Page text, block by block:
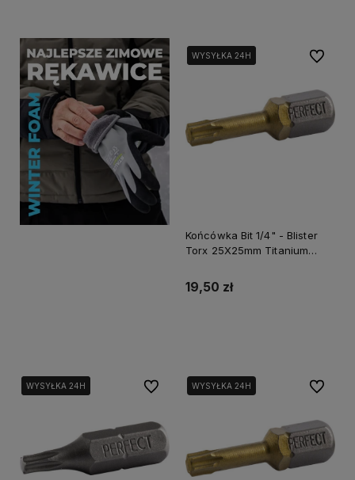
WYSYŁKA 24H
WYSYŁKA 24H
Końcówka Bit 1/4" - Blister
Torx 25X25mm Titanium
66409
19,50 zł
Do
WYSYŁKA 24H
WYSYŁKA 24H Do ulubionychWYSYŁKA 24H Do